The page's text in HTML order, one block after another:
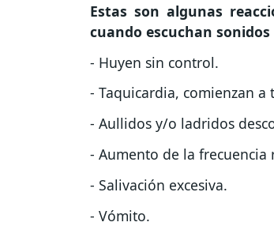
Estas son algunas
cuando escuchan
- Huyen sin control.
- Taquicardia, comienzan a
- Aullidos y/o ladridos
- Aumento de la frecuencia
- Salivación excesiva.
- Vómito.